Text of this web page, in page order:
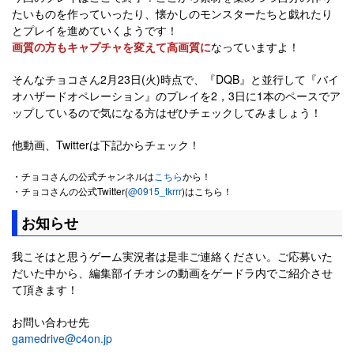
たいものを作っていったり、懐かしのモンスターたちと戯れたり
とプレイを進めていくようです！
画質の方もキャプチャを変えて高画質になっていますよ！
そんなチョコさん2月23日(火)時点で、『DQB』と並行して『バイ
オハザードオペレーション』のプレイを2，3日に1本のペースでア
ップしているので気になる方はぜひチェックしてみましょう！
他動画、Twitterは下記からチェック！
・チョコさんの公式チャンネルは こちらから！
・チョコさんの公式Twitter(@0915_tkrrr)はこちら！
お知らせ
我こそはと思うゲーム実況者は是非ご連絡ください。ご応募いた
だいた中から、編集部イチオシの動画をゲードラ内でご紹介させ
て頂きます！
お問い合わせ先
gamedrive@c4on.jp